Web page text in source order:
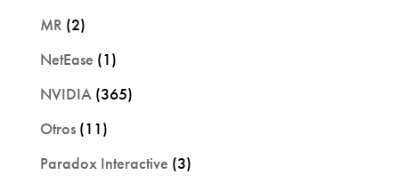
MR (2)
NetEase (1)
NVIDIA(365)
Otros(11)
Paradox Interactive (3)